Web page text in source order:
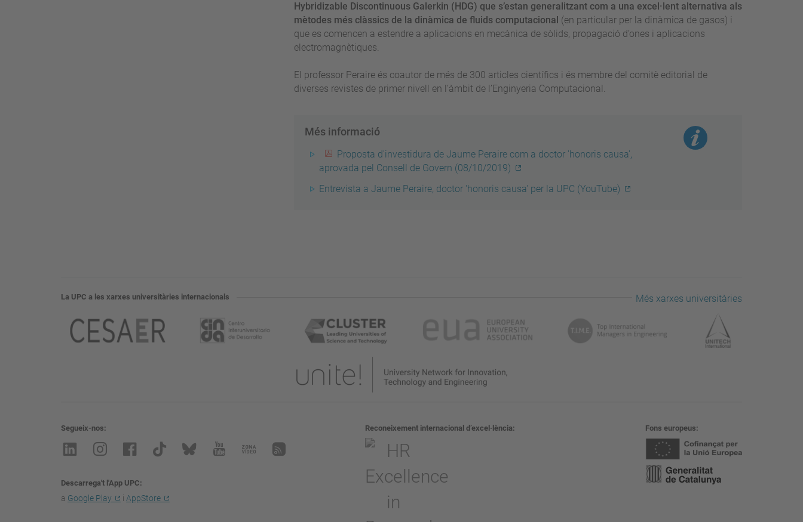
Hybridizable Discontinuous Galerkin (HDG) que s’estan generalitzant com a una excel·lent alternativa als
mètodes més clàssics de la dinàmica de fluids computacional (en particular per la dinàmica de gasos) i
que es comencen a estendre a aplicacions en mecànica de sòlids, propagació d’ones i aplicacions
electromagnètiques.
El professor Peraire és coautor de més de 300 articles científics i és membre del comitè editorial de
diverses revistes de primer nivell en l’àmbit de l’Enginyeria Computacional.
Més informació
Proposta d'investidura de Jaume Peraire com a doctor 'honoris causa',
aprovada pel Consell de Govern (08/10/2019)
Entrevista a Jaume Peraire, doctor 'honoris causa' per la UPC (YouTube)
La UPC a les xarxes universitàries internacionals Més xarxes universitàries
Segueix-nos
Descarrega't l'App UPC
a Google Play i AppStore
Reconeixement internacional d’excel·lència Fons europeus